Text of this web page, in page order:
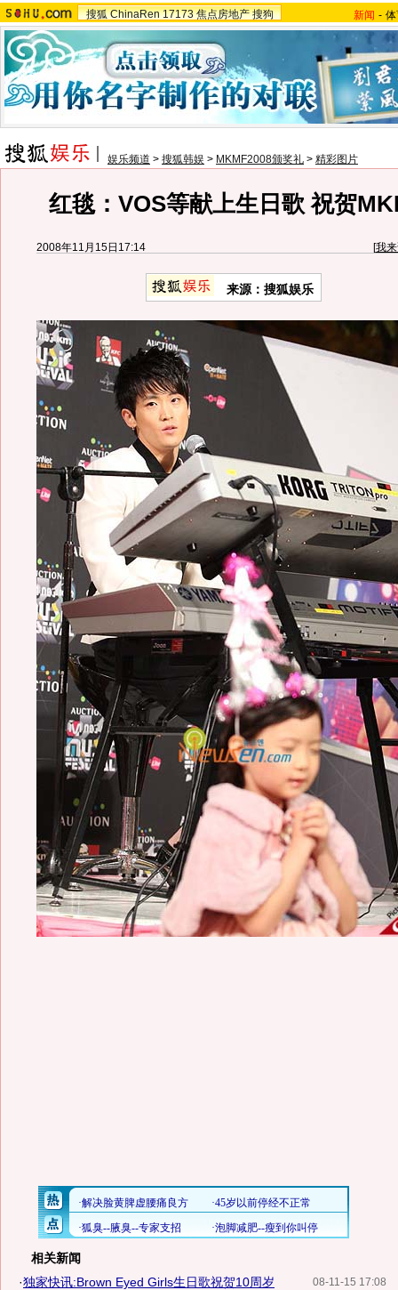
搜狐 ChinaRen 17173 焦点房地产 搜狗 新闻 -
娱乐频道 > 搜狐韩娱 > MKMF2008颁奖礼 > 精彩图片
红毯：VOS等献上生日歌 祝贺
2008年11月15日17:14 [我
来源：搜狐娱乐
相关新闻
08-11-15 17:08
·独家快讯:Brown Eyed Girls生日歌祝贺10周岁